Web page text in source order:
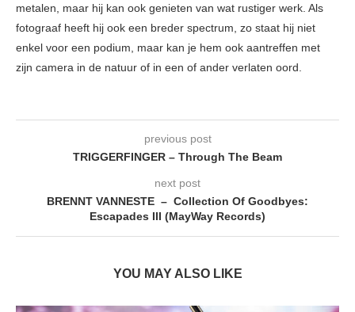
metalen, maar hij kan ook genieten van wat rustiger werk. Als
fotograaf heeft hij ook een breder spectrum, zo staat hij niet
enkel voor een podium, maar kan je hem ook aantreffen met
zijn camera in de natuur of in een of ander verlaten oord.
previous post
TRIGGERFINGER – Through The Beam
next post
BRENNT VANNESTE – Collection Of Goodbyes:
Escapades III (MayWay Records)
YOU MAY ALSO LIKE